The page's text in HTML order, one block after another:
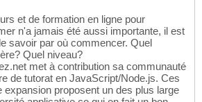
et de formation en ligne pour
n'a jamais été aussi importante, il est
savoir par où commencer. Quel
Quel niveau?
met à contribution sa communauté
de tutorat en JavaScript/Node.js. Ces
expansion proposent un des plus large